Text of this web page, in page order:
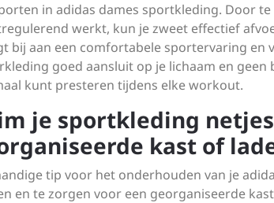
in adidas dames sportkleding. Door
werkt, kun je zweet effectief
bij aan een comfortabele sportervaring
goed aansluit op je lichaam en
kunt presteren tijdens elke workout.
je sportkleding
kast of
tip voor het onderhouden van je
en te zorgen voor een georganiseerde